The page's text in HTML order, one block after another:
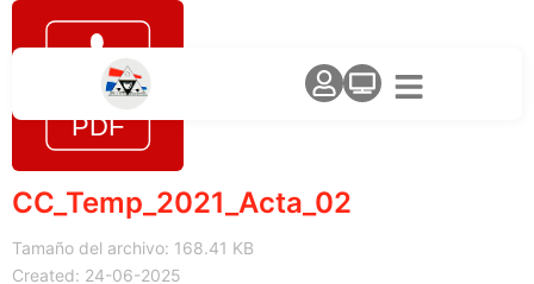
CC_Temp_2021_Acta_02
Tamaño del archivo: 168.41 KB
Created: 24-06-2025